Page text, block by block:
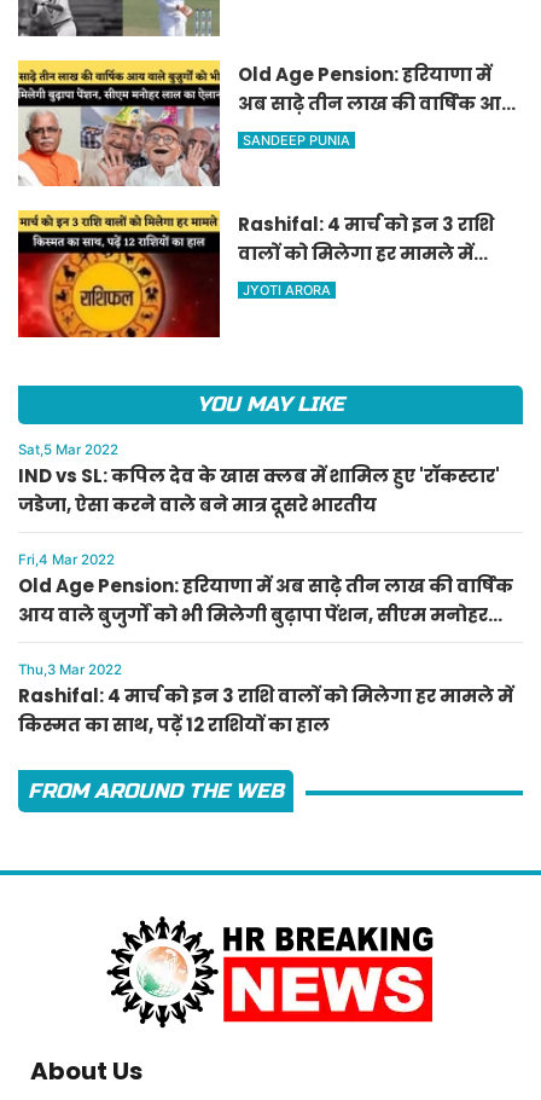
Old Age Pension: हरियाणा में
अब साढ़े तीन लाख की वार्षिक आय
वाले बुजुर्गों को भी मिलेगी बुढ़ापा
SANDEEP PUNIA
Rashifal: 4 मार्च को इन 3 राशि
वालों को मिलेगा हर मामले में
किस्मत का साथ, पढ़ें 12 राशियों का
JYOTI ARORA
YOU MAY LIKE
Sat,5 Mar 2022
IND vs SL: कपिल देव के खास क्लब में शामिल हुए 'रॉकस्टार'
जडेजा, ऐसा करने वाले बने मात्र दूसरे भारतीय
Fri,4 Mar 2022
Old Age Pension: हरियाणा में अब साढ़े तीन लाख की वार्षिक
आय वाले बुजुर्गों को भी मिलेगी बुढ़ापा पेंशन, सीएम मनोहर
लाल का ऐलान
Thu,3 Mar 2022
Rashifal: 4 मार्च को इन 3 राशि वालों को मिलेगा हर मामले में
किस्मत का साथ, पढ़ें 12 राशियों का हाल
FROM AROUND THE WEB
About Us